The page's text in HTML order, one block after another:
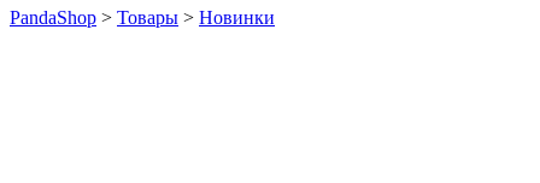
PandaShop > Товары > Новинки